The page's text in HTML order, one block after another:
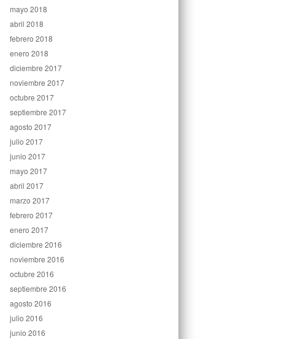
mayo 2018
abril 2018
febrero 2018
enero 2018
diciembre 2017
noviembre 2017
octubre 2017
septiembre 2017
agosto 2017
julio 2017
junio 2017
mayo 2017
abril 2017
marzo 2017
febrero 2017
enero 2017
diciembre 2016
noviembre 2016
octubre 2016
septiembre 2016
agosto 2016
julio 2016
junio 2016